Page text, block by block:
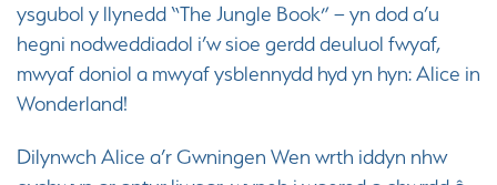
ysgubol y llynedd “The Jungle Book” – yn dod a’u
hegni nodweddiadol i’w sioe gerdd deuluol fwyaf,
mwyaf doniol a mwyaf ysblennydd hyd yn hyn: Alice in
Wonderland!
Dilynwch Alice a’r Gwningen Wen wrth iddyn nhw